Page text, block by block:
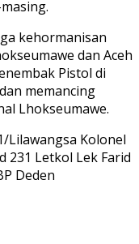
kehormanisan
dan Aceh
Pistol di
memancing
Lhokseumawe.
Lilawangsa Kolonel
231 Letkol Lek Farid
Deden